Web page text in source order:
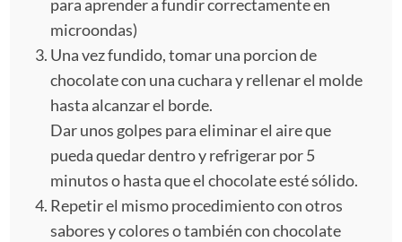
para aprender a fundir correctamente en
microondas)
Una vez fundido, tomar una porcion de
chocolate con una cuchara y rellenar el molde
hasta alcanzar el borde.
Dar unos golpes para eliminar el aire que
pueda quedar dentro y refrigerar por 5
minutos o hasta que el chocolate esté sólido.
Repetir el mismo procedimiento con otros
sabores y colores o también con chocolate